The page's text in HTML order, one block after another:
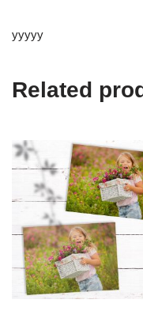
yyyyy
Related